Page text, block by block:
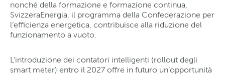
nonché della formazione e formazione continua,
SvizzeraEnergia, il programma della Confederazione per
l’efficienza energetica, contribuisce alla riduzione del
funzionamento a vuoto.
L’introduzione dei contatori intelligenti (rollout degli
smart meter) entro il 2027 offre in futuro un’opportunità